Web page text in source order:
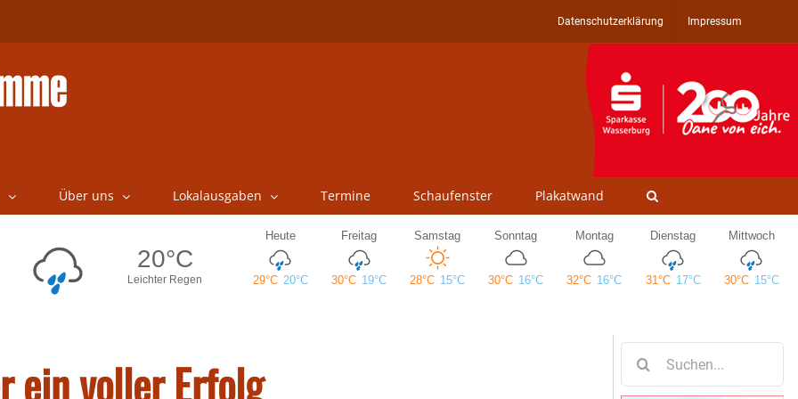
Datenschutzerklärung Impressum
Über uns Lokalausgaben Termine Schaufenster Plakatwand
ein voller Erfolg
nach: